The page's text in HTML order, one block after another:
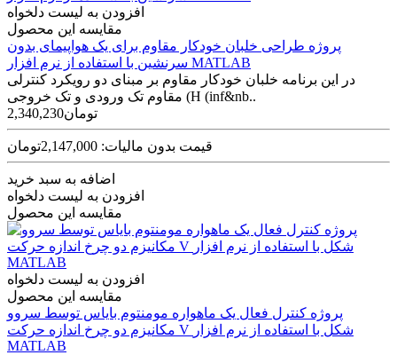
افزودن به لیست دلخواه
مقایسه این محصول
پروژه طراحی خلبان خودکار مقاوم برای یک هواپیمای بدون
سرنشین با استفاده از نرم افزار MATLAB
در این برنامه خلبان خودکار مقاوم بر مبنای دو رویکرد کنترلی
مقاوم تک ورودی و تک خروجی (H (inf&nb..
2,340,230تومان
قیمت بدون مالیات: 2,147,000تومان
اضافه به سبد خرید
افزودن به لیست دلخواه
مقایسه این محصول
افزودن به لیست دلخواه
مقایسه این محصول
پروژه کنترل فعال یک ماهواره مومنتوم بایاس توسط سروو
مکانیزم‌ دو چرخ اندازه حرکت V شکل با استفاده از نرم افزار
MATLAB